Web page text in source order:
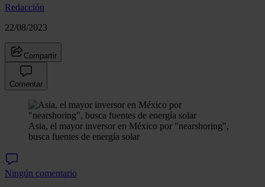
Redacción
22/08/2023
Compartir
Comentar
Asia, el mayor inversor en México por "nearshoring",
busca fuentes de energía solar
Ningún comentario